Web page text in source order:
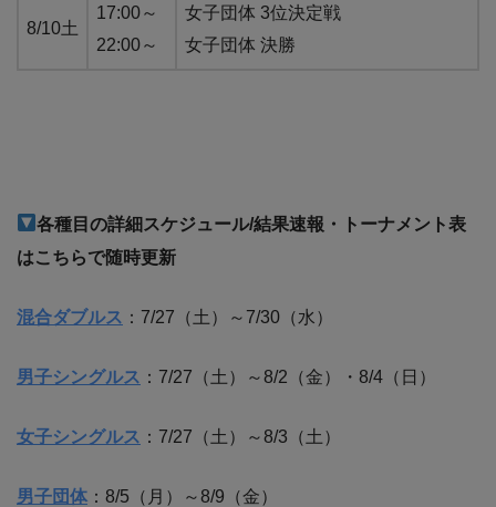
8/10土
17:00～
22:00～
女子団体 3位決定戦
女子団体 決勝
各種目の詳細スケジュール/結果速報・トーナメント表
はこちらで随時更新
混合ダブルス ：7/27（土）～7/30（水）
男子シングルス ：7/27（土）～8/2（金）・8/4（日）
女子シングルス ：7/27（土）～8/3（土）
男子団体 ：8/5（月）～8/9（金）